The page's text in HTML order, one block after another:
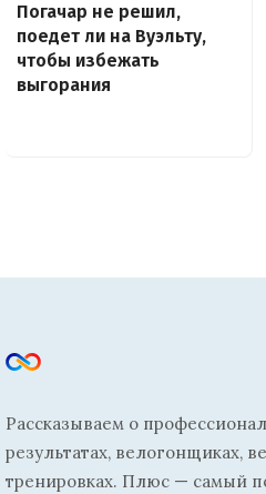
Погачар не решил,
поедет ли на Вуэльту,
чтобы избежать
выгорания
Рассказываем о
результатах, велогонщиках,
тренировках. Плюс — самый